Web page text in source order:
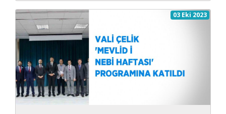
03 Eki 2023